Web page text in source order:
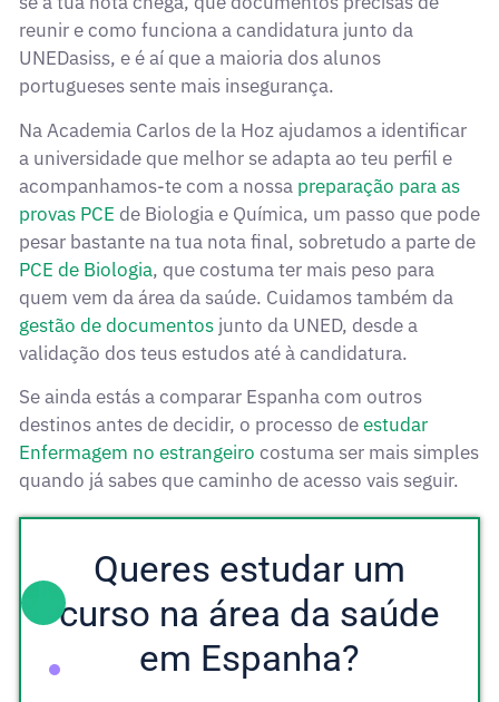
reunir e como funciona a candidatura junto da
UNEDasiss, e é aí que a maioria dos alunos
portugueses sente mais insegurança.
Na Academia Carlos de la Hoz ajudamos a identificar
a universidade que melhor se adapta ao teu perfil e
acompanhamos-te com a nossa preparação para as
provas PCE de Biologia e Química, um passo que pode
pesar bastante na tua nota final, sobretudo a parte de
PCE de Biologia, que costuma ter mais peso para
quem vem da área da saúde. Cuidamos também da
gestão de documentos junto da UNED, desde a
validação dos teus estudos até à candidatura.
Se ainda estás a comparar Espanha com outros
destinos antes de decidir, o processo deestudar
Enfermagem no estrangeiro costuma ser mais simples
quando já sabes que caminho de acesso vais seguir.
Queres estudar um
curso na área da saúde
em Espanha?